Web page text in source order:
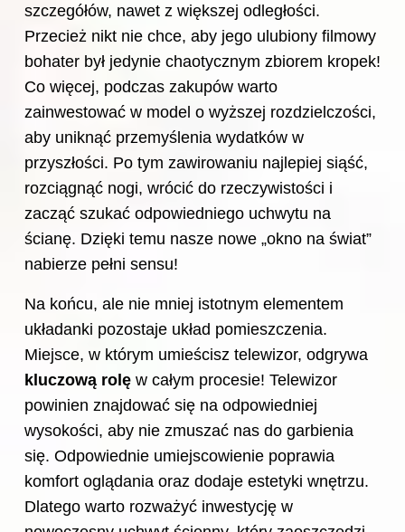
szczegółów, nawet z większej odległości.
Przecież nikt nie chce, aby jego ulubiony filmowy
bohater był jedynie chaotycznym zbiorem kropek!
Co więcej, podczas zakupów warto
zainwestować w model o wyższej rozdzielczości,
aby uniknąć przemyślenia wydatków w
przyszłości. Po tym zawirowaniu najlepiej siąść,
rozciągnąć nogi, wrócić do rzeczywistości i
zacząć szukać odpowiedniego uchwytu na
ścianę. Dzięki temu nasze nowe „okno na świat”
nabierze pełni sensu!
Na końcu, ale nie mniej istotnym elementem
układanki pozostaje układ pomieszczenia.
Miejsce, w którym umieścisz telewizor, odgrywa
kluczową rolę w całym procesie! Telewizor
powinien znajdować się na odpowiedniej
wysokości, aby nie zmuszać nas do garbienia
się. Odpowiednie umiejscowienie poprawia
komfort oglądania oraz dodaje estetyki wnętrzu.
Dlatego warto rozważyć inwestycję w